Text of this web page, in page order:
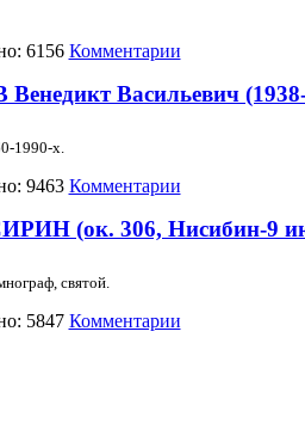
6156 Комментарии
Васильевич
1990-х.
9463 Комментарии
(ок. 306, Нисибин-9
святой.
5847 Комментарии